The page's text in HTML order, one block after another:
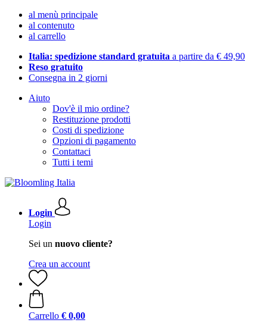
al menù principale
al contenuto
al carrello
Italia: spedizione standard gratuita a partire da € 49,90
Reso gratuito
Consegna in 2 giorni
Aiuto
Dov'è il mio ordine?
Restituzione prodotti
Costi di spedizione
Opzioni di pagamento
Contattaci
Tutti i temi
Login
Login
Sei un nuovo cliente?
Crea un account
Carrello € 0,00